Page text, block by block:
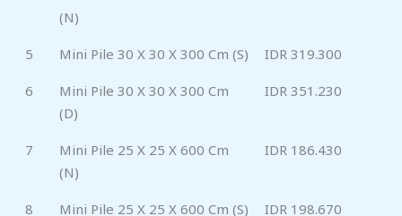
(N)
5 Mini Pile 30 X 30 X 300 Cm (S) IDR 319.300
6
Mini Pile 30 X 30 X 300 Cm
(D)
IDR 351.230
7
Mini Pile 25 X 25 X 600 Cm
(N)
IDR 186.430
8 Mini Pile 25 X 25 X 600 Cm (S) IDR 198.670